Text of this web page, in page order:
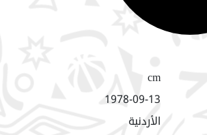
cm
1978-09-13
الأردنية